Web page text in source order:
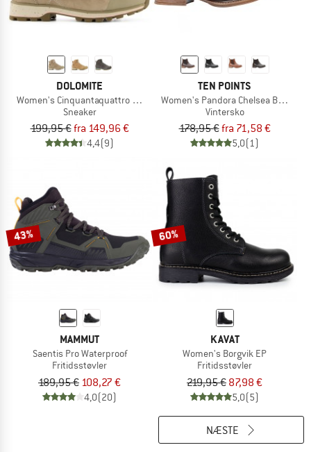
DOLOMITE
Women's Cinquantaquattro High Full Grain Evo GTX
Sneaker
199,95 €fra 149,96 €
4,4(9)
TEN POINTS
Women's Pandora Chelsea Boots
Vintersko
178,95 €fra 71,58 €
5,0(1)
43%
MAMMUT
Saentis Pro Waterproof
Fritidsstøvler
189,95 € 108,27 €
4,0(20)
60%
KAVAT
Women's Borgvik EP
Fritidsstøvler
219,95 € 87,98 €
5,0(5)
NÆSTE